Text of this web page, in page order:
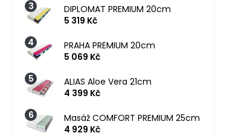
DIPLOMAT PREMIUM 20cm
5 319 Kč
PRAHA PREMIUM 20cm
5 069 Kč
ALIAS Aloe Vera 21cm
4 399 Kč
Masáž COMFORT PREMIUM 25cm
4 929 Kč